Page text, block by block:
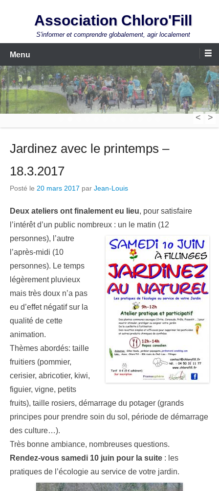
Association Chloro'Fill
S'informer et comprendre globalement, agir localement
Menu
< >
Jardinez avec le printemps –
18.3.2017
Posté le 20 mars 2017 par Jean-Louis
Deux ateliers ont finalement eu lieu, pour satisfaire
l’intérêt d’un public nombreux : un le matin (12
personnes), l’autre
l’après-midi (10
personnes). Le temps
légèrement pluvieux
mais très doux n’a pas
eu d’effet négatif sur la
qualité de cette
animation.
Thèmes abordés: taille
fruitiers (pommier,
cerisier, abricotier, kiwi,
figuier, vigne, petits
fruits), taille rosiers, démarrage du potager (grands
principes pour prendre soin du sol, période de démarrage
des culture…).
Très bonne ambiance, nombreuses questions.
Rendez-vous samedi 10 juin pour la suite : les
pratiques de l’écologie au service de votre jardin.